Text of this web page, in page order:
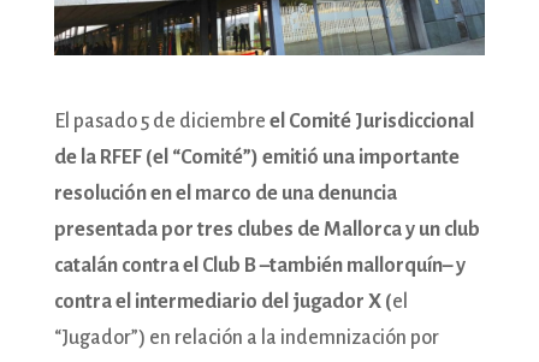
El pasado 5 de diciembre el Comité Jurisdiccional
de la RFEF (el “Comité”) emitió una importante
resolución en el marco de una denuncia
presentada por tres clubes de Mallorca y un club
catalán contra el Club B –también mallorquín– y
contra el intermediario del jugador X (el
“Jugador”) en relación a la indemnización por